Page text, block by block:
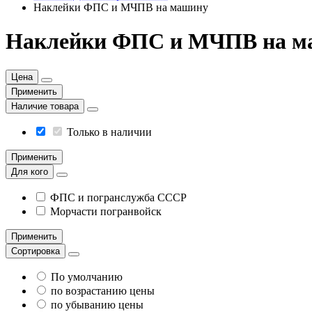
Наклейки ФПС и МЧПВ на машину
Наклейки ФПС и МЧПВ на
Цена
Применить
Наличие товара
Только в наличии
Применить
Для кого
ФПС и погранслужба СССР
Морчасти погранвойск
Применить
Сортировка
По умолчанию
по возрастанию цены
по убыванию цены